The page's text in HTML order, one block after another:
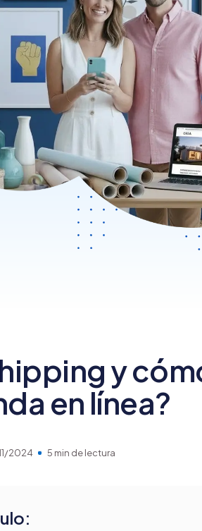
a
¿Cómo es comprar en
Tiendanube? Conocé
Nube para vender más
y
en línea?
2024 5 min de lectura